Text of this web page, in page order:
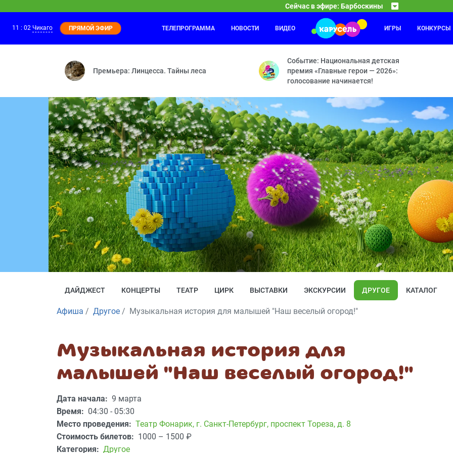
Сейчас в эфире: Барбоскины
10:10
Барбоскины Лунтик. Возвращение домой
11 : 02 Чикаго ПРЯМОЙ ЭФИР ТЕЛЕПРОГРАММА НОВОСТИ ВИДЕО ИГРЫ КОНКУРСЫ
Премьера: Линцесса. Тайны леса
Событие: Национальная детская
премия «Главные герои — 2026»:
голосование начинается!
ДАЙДЖЕСТ КОНЦЕРТЫ ТЕАТР ЦИРК ВЫСТАВКИ ЭКСКУРСИИ ДРУГОЕ КАТАЛОГ
Афиша Другое Музыкальная история для малышей "Наш веселый огород!"
Музыкальная история для
малышей "Наш веселый огород!"
Дата начала: 9 марта
Время: 04:30 - 05:30
Место проведения: Театр Фонарик, г. Санкт-Петербург, проспект Тореза, д. 8
Стоимость билетов: 1000 – 1500 ₽
Категория: Другое